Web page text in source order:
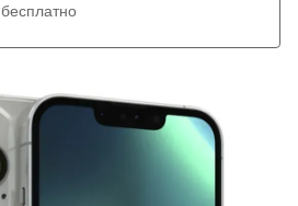
бесплатно